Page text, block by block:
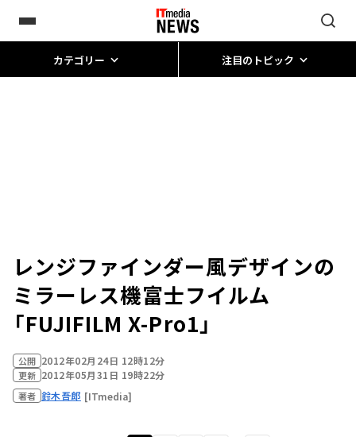
カテゴリー 注目のトピック
レンジファインダー風デザインの
ミラーレス機――富士フイルム
「FUJIFILM X-Pro1」
公開 2012年02月24日 12時12分
更新 2012年05月31日 19時22分
著者 鈴木吾郎 [ITmedia]